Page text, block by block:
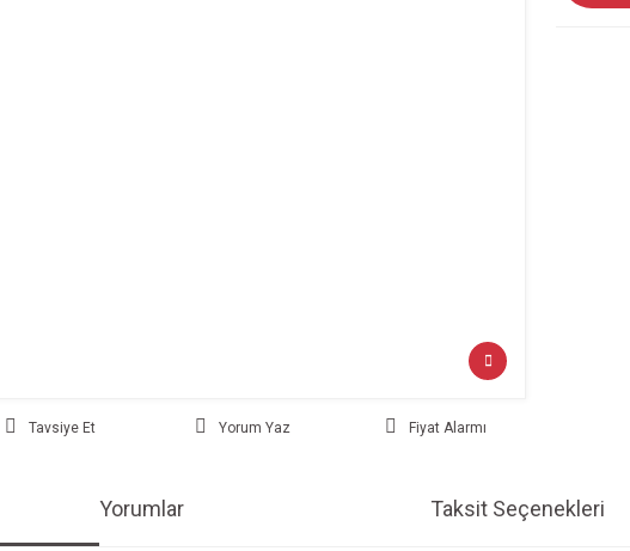
Tavsiye Et Yorum Yaz Fiyat Alarmı
Yorumlar Taksit Seçenekleri